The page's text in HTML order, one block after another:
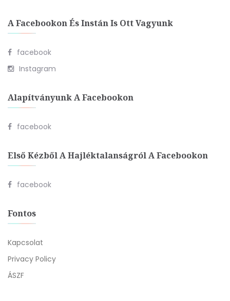
A Facebookon És Instán Is Ott Vagyunk
facebook
Instagram
Alapítványunk A Facebookon
facebook
Első Kézből A Hajléktalanságról A Facebookon
facebook
Fontos
Kapcsolat
Privacy Policy
ÁSZF